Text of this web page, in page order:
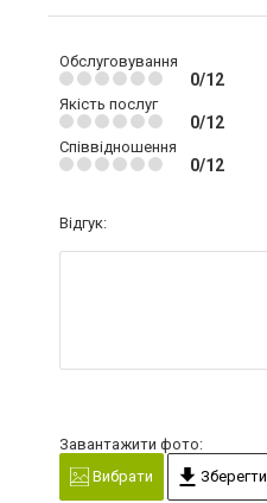
Обслуговування
0/12
Якість послуг
0/12
Співвідношення
0/12
Відгук:
Завантажити фото:
Вибрати
Зберегти